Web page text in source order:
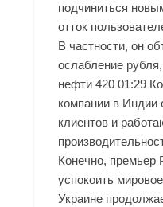
подчиниться
отток
В частности, он
ослабление
нефти 420 01:29
компании в Индии
клиентов и
Конечно, премьер
успокоить
Украине